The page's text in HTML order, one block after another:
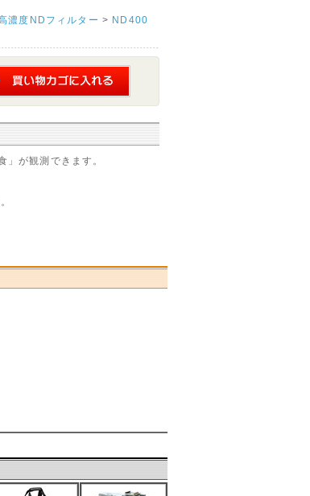
濃度NDフィルター > ND400
が観測できます。